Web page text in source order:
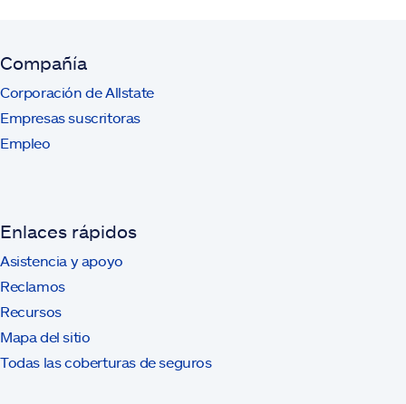
Compañía
Corporación de Allstate
Empresas suscritoras
Empleo
Enlaces rápidos
Asistencia y apoyo
Reclamos
Recursos
Mapa del sitio
Todas las coberturas de seguros